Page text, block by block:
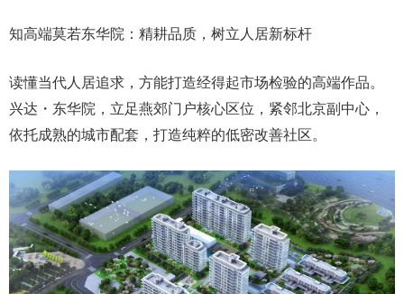
知高端莫若东华院：精耕品质，树立人居新标杆
读懂当代人居追求，方能打造经得起市场检验的高端作品。
兴达・东华院，立足燕郊门户核心区位，紧邻北京副中心，
依托成熟的城市配套，打造纯粹的低密改善社区。